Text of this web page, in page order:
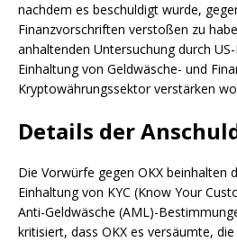
nachdem es beschuldigt wurde,
Finanzvorschriften verstoßen zu
anhaltenden Untersuchung durch
Einhaltung von Geldwäsche- und
Kryptowährungssektor verstärken
Details der
Die Vorwürfe gegen OKX beinhalten
Einhaltung von KYC (Know Your
Anti-Geldwäsche (AML)-
kritisiert, dass OKX es versäumte,